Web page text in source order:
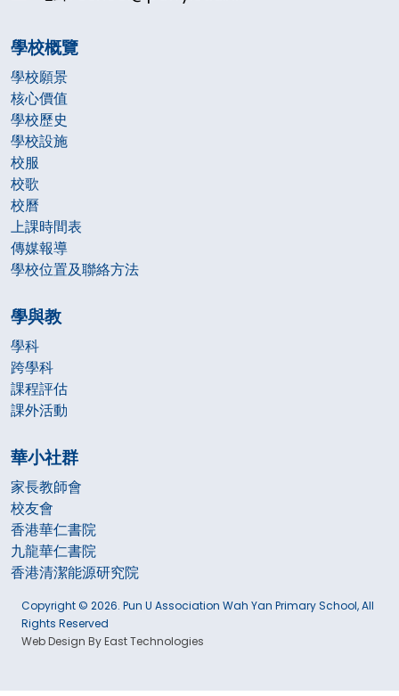
學校概覽
學校願景
核心價值
學校歷史
學校設施
校服
校歌
校曆
上課時間表
傳媒報導
學校位置及聯絡方法
學與教
學科
跨學科
課程評估
課外活動
華小社群
家長教師會
校友會
香港華仁書院
九龍華仁書院
香港清潔能源研究院
Copyright © 2026. Pun U Association Wah Yan Primary School, All
Rights Reserved
Web Design By East Technologies